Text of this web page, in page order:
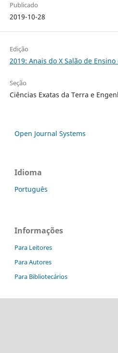
Publicado
2019-10-28
Edição
2019: Anais do X Salão de Ensino
Seção
Ciências Exatas da Terra e
Open Journal Systems
Idioma
Português
Informações
Para Leitores
Para Autores
Para Bibliotecários